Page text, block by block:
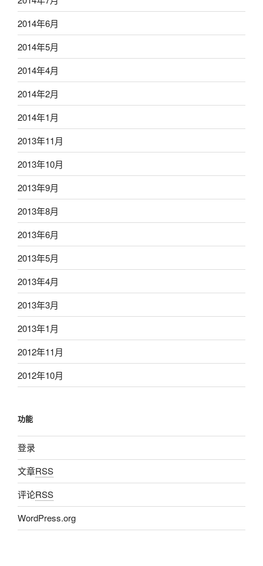
2014年6月
2014年5月
2014年4月
2014年2月
2014年1月
2013年11月
2013年10月
2013年9月
2013年8月
2013年6月
2013年5月
2013年4月
2013年3月
2013年1月
2012年11月
2012年10月
功能
登录
文章RSS
评论RSS
WordPress.org